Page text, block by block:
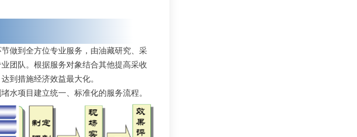
做到全方位专业服务，由油藏研究、采
团队。根据服务对象结合其他提高采收
到措施经济效益最大化。
水项目建立统一、标准化的服务流程。